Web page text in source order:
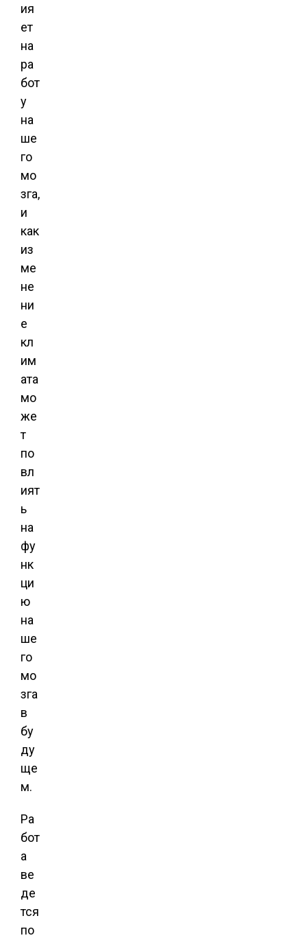
ия
ет
на
ра
бот
у
на
ше
го
мо
зга,
и
как
из
ме
не
ни
е
кл
им
ата
мо
же
т
по
вл
ият
ь
на
фу
нк
ци
ю
на
ше
го
мо
зга
в
бу
ду
ще
м.
Ра
бот
а
ве
де
тся
по